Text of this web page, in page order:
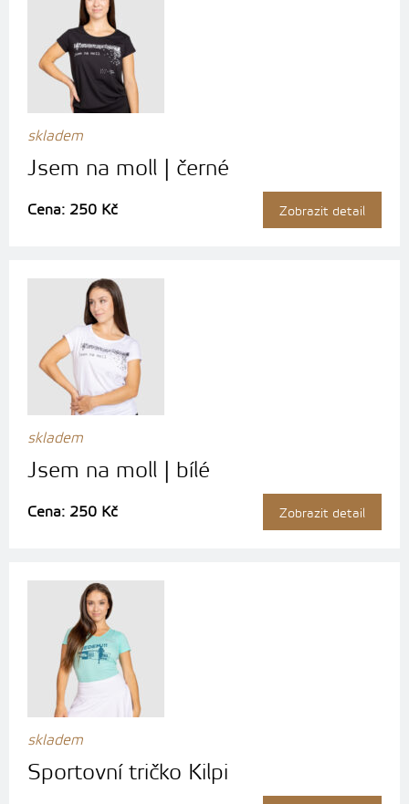
skladem
Jsem na moll | černé
Cena: 250 Kč Zobrazit detail
skladem
Jsem na moll | bílé
Cena: 250 Kč Zobrazit detail
skladem
Sportovní tričko Kilpi